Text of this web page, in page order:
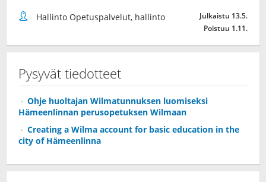
Hallinto Opetuspalvelut, hallinto
Julkaistu 13.5.
Poistuu 1.11.
Pysyvät tiedotteet
Ohje huoltajan Wilmatunnuksen luomiseksi
Hämeenlinnan perusopetuksen Wilmaan
Creating a Wilma account for basic education in the
city of Hämeenlinna